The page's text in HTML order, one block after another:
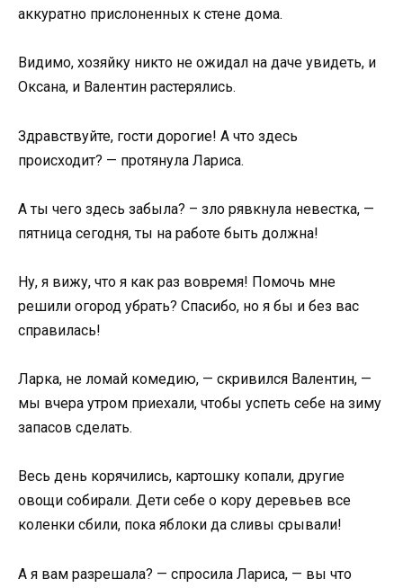
аккуратно прислоненных к стене дома.
Видимо, хозяйку никто не ожидал на даче увидеть, и
Оксана, и Валентин растерялись.
Здравствуйте, гости дорогие! А что здесь
происходит? — протянула Лариса.
А ты чего здесь забыла? – зло рявкнула невестка, —
пятница сегодня, ты на работе быть должна!
Ну, я вижу, что я как раз вовремя! Помочь мне
решили огород убрать? Спасибо, но я бы и без вас
справилась!
Ларка, не ломай комедию, — скривился Валентин, —
мы вчера утром приехали, чтобы успеть себе на зиму
запасов сделать.
Весь день корячились, картошку копали, другие
овощи собирали. Дети себе о кору деревьев все
коленки сбили, пока яблоки да сливы срывали!
А я вам разрешала? — спросила Лариса, — вы что